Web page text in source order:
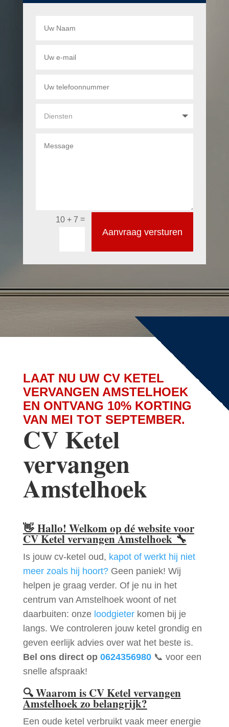
10 + 7 =
Aanvraag versturen
LAAT NU UW CV KETEL
VERVANGEN AMSTELHOEK
EN ONTVANG 10% KORTING
VAN MEI TOT SEPTEMBER.
CV Ketel
vervangen
Amstelhoek
👋 Hallo! Welkom op dé website voor
CV Ketel vervangen Amstelhoek🔧
Is jouw cv-ketel oud, kapot of werkt hij niet
meer zoals hij hoort?Geen paniek! Wij
helpen je graag verder. Of je nu in het
centrum van Amstelhoek woont of net
daarbuiten: onze loodgieterkomen bij je
langs. We controleren jouw ketel grondig en
geven eerlijk advies over wat het beste is.
Bel ons direct op 0624356980📞 voor een
snelle afspraak!
🔍Waarom is CV Ketel vervangen
Amstelhoek zo belangrijk?
Een oude ketel verbruikt vaak meer energie